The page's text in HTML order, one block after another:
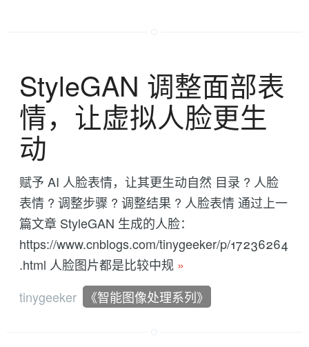
StyleGAN 调整面部表
情，让虚拟人脸更生
动
赋予 AI 人脸表情，让其更生动自然 目录 ? 人脸
表情 ? 调整步骤 ? 调整结果 ? 人脸表情 通过上一
篇文章 StyleGAN 生成的人脸：
https://www.cnblogs.com/tinygeeker/p/17236264
.html 人脸图片都是比较中规 »
tinygeeker
《智能图像处理系列》